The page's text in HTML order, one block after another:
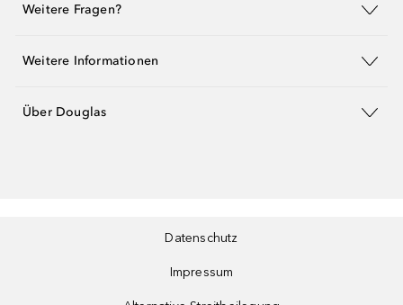
Weitere Fragen?
Weitere Informationen
Über Douglas
Datenschutz
Impressum